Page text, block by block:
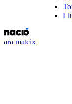
ara mateix